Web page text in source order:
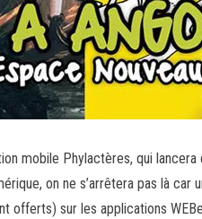
mobile Phylactères, qui
on ne s’arrêtera pas là
offerts) sur les applications